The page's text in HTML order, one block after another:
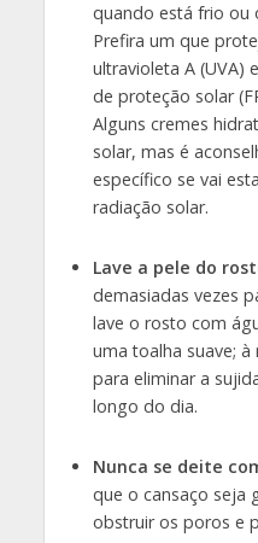
quando está frio ou
Prefira um que
ultravioleta A (UVA)
de proteção solar
Alguns cremes
solar, mas é
específico se vai
radiação solar.
Lave a pele do
demasiadas vezes
lave o rosto com
uma toalha suave;
para eliminar a
longo do dia.
Nunca se deite
que o cansaço seja
obstruir os poros e